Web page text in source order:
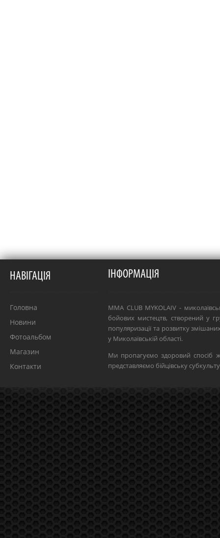
НАВІГАЦІЯ
Головна
Новини
Фотоальбом
Магазин
Контакти
ІНФОРМАЦІЯ
MMA CLUB MYKOLAIV -
бойових мистецтв, створений у
популяризації та розвитку
у Миколаївській області.
Ми пропагуємо здоровий спосіб
представляємо бійцівську